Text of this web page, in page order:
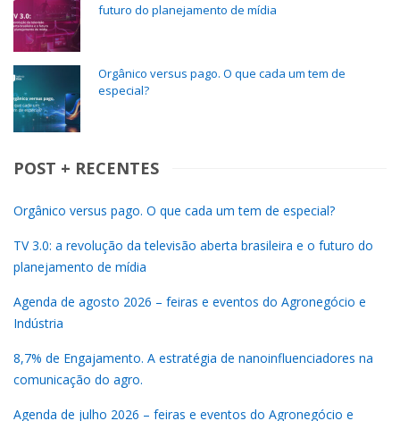
futuro do planejamento de mídia
Orgânico versus pago. O que cada um tem de
especial?
POST + RECENTES
Orgânico versus pago. O que cada um tem de especial?
TV 3.0: a revolução da televisão aberta brasileira e o futuro do
planejamento de mídia
Agenda de agosto 2026 – feiras e eventos do Agronegócio e
Indústria
8,7% de Engajamento. A estratégia de nanoinfluenciadores na
comunicação do agro.
Agenda de julho 2026 – feiras e eventos do Agronegócio e